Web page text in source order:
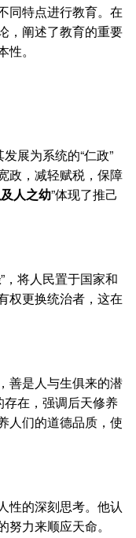
同特点进行教育。在
，阐述了教育的重要
。
展为系统的“仁政”
政，减轻赋税，保障
人之幼”体现了推己
”，将人民置于国家和
权更换统治者，这在
善是人与生俱来的潜
存在，强调后天修养
人们的道德品质，使
性的深刻思考。他认
力来顺应天命。